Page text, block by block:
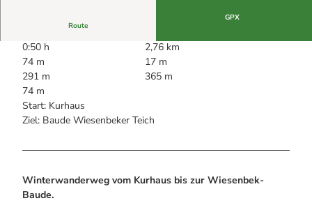
Noch lange nicht Schicht im Schacht
Wanderführer Jörg Kühnhold
Informationen für Gastgeberinnen
Kulinarik
Einkaufen
Webcams
Route
GPX
0:50 h
2,76 km
74 m
17 m
291 m
365 m
74 m
Start: Kurhaus
Ziel: Baude Wiesenbeker Teich
Winterwanderweg vom Kurhaus bis zur Wiesenbek-
Baude.